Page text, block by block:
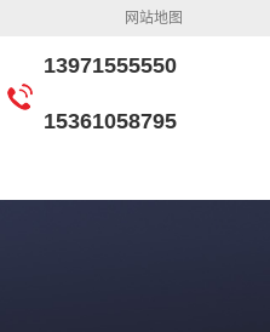
网站地图
13971555550
15361058795